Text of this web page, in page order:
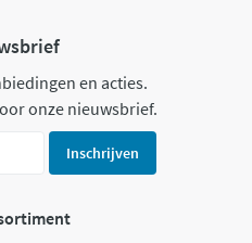
en acties.
onze nieuwsbrief.
Inschrijven